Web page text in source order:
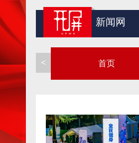
新闻网
首页
<